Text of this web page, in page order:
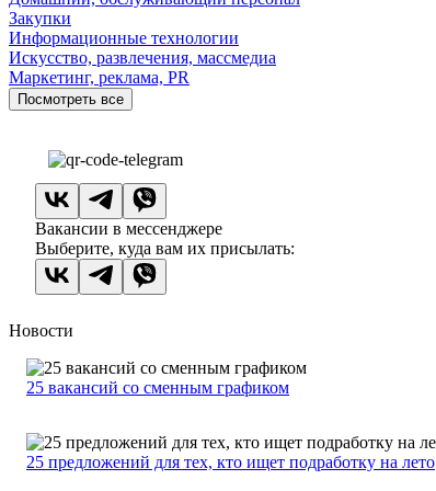
Закупки
Информационные технологии
Искусство, развлечения, массмедиа
Маркетинг, реклама, PR
Посмотреть все
Вакансии в мессенджере
Выберите, куда вам их присылать:
Новости
25 вакансий со сменным графиком
25 предложений для тех, кто ищет подработку на лето